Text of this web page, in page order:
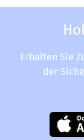
Erhalten Sie
der